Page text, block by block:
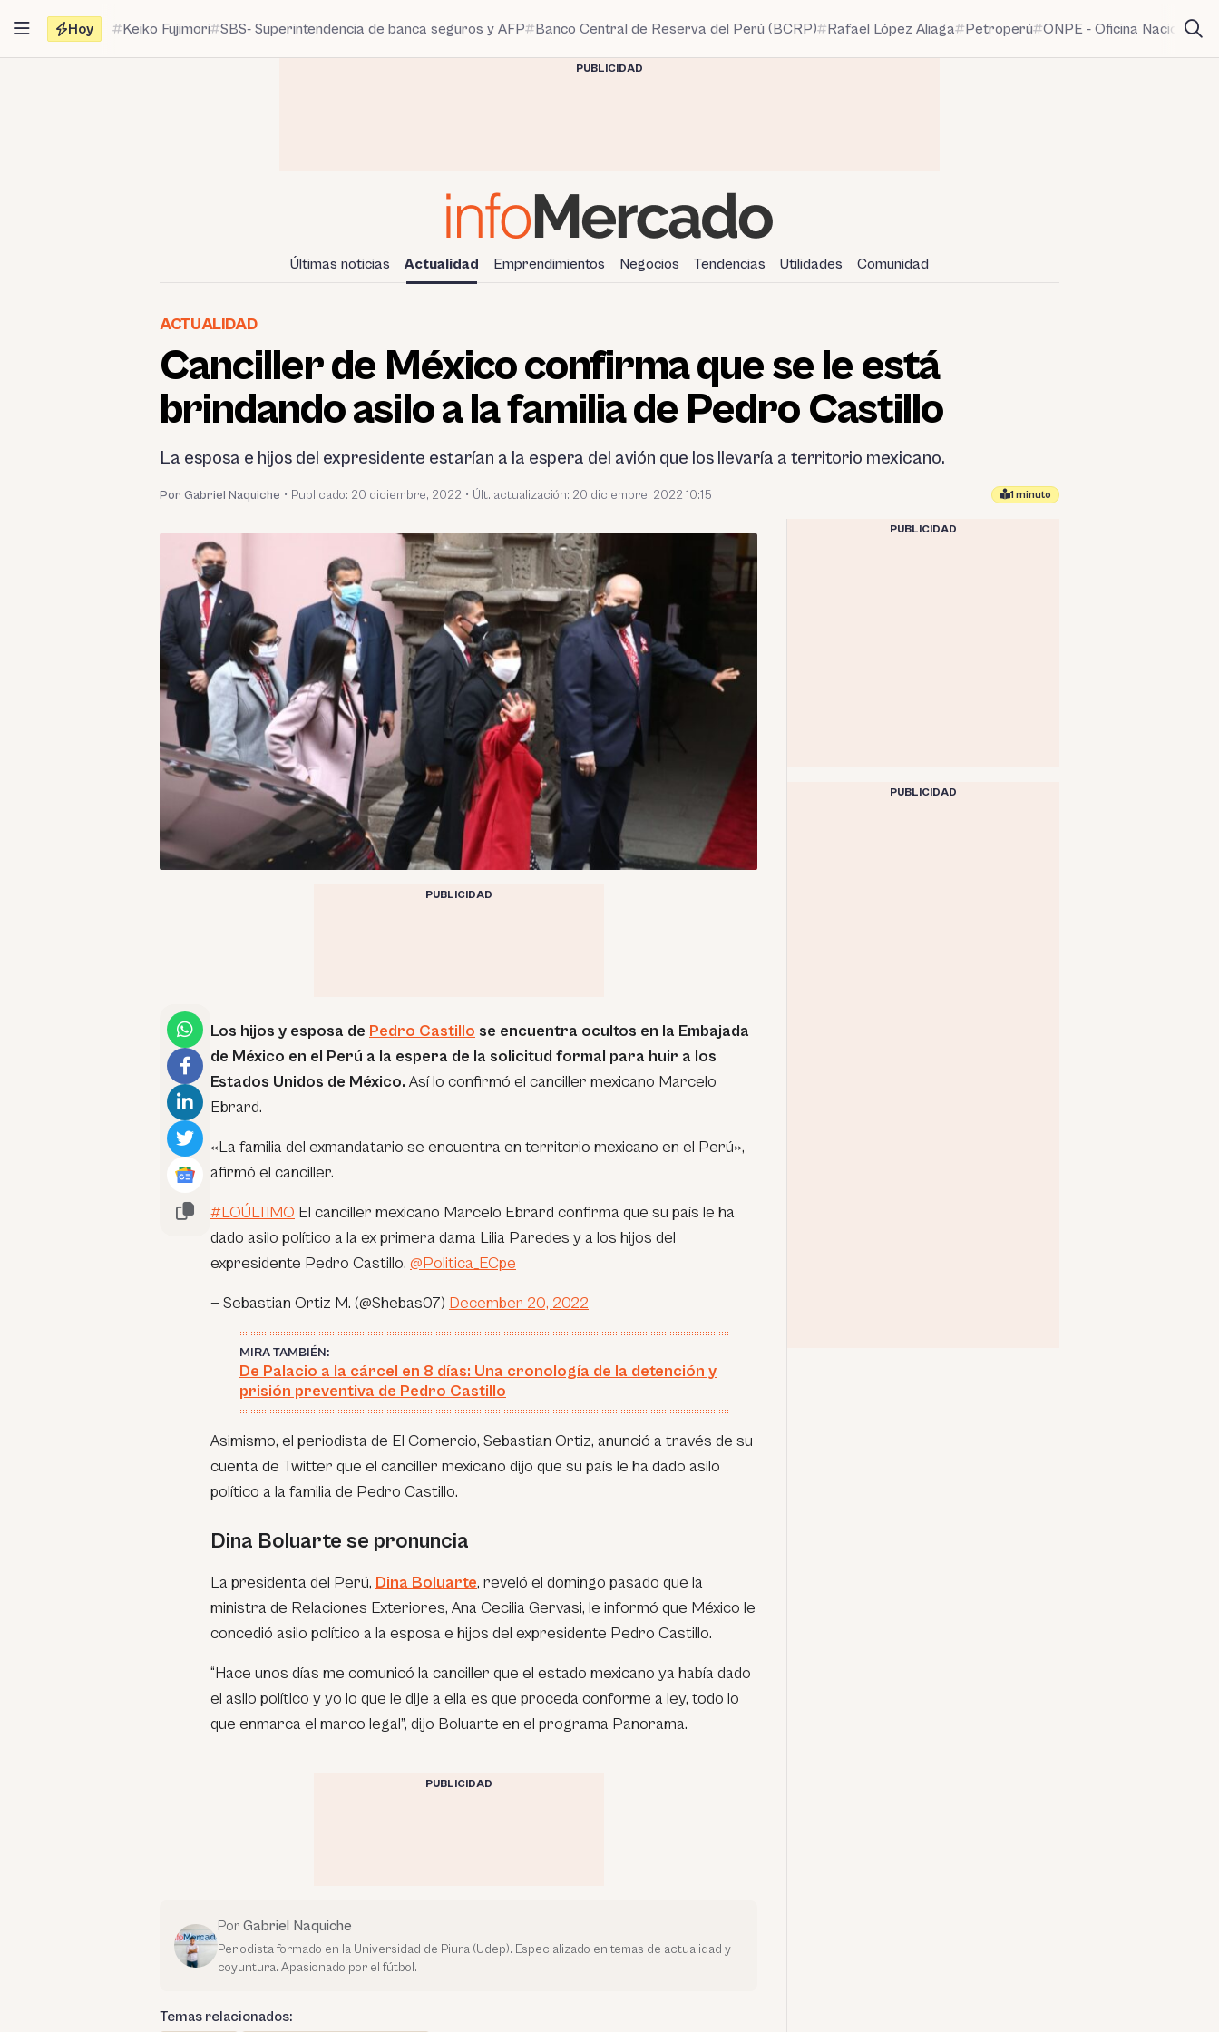
contenido
Hoy Keiko Fujimori SBS- Superintendencia de banca seguros y AFP Banco Central de Reserva del Perú (BCRP) Rafael López Aliaga Petroperú ONPE - Oficina Nacional
PUBLICIDAD
Últimas noticias Actualidad Emprendimientos Negocios Tendencias Utilidades Comunidad
ACTUALIDAD
Canciller de México confirma que se le está
brindando asilo a la familia de Pedro Castillo
La esposa e hijos del expresidente estarían a la espera del avión que los llevaría a territorio mexicano.
Por Gabriel Naquiche • Publicado: 20 diciembre, 2022 • Últ. actualización: 20 diciembre, 2022 10:15 1 minuto
PUBLICIDAD
Los hijos y esposa de Pedro Castillo se encuentra ocultos en la Embajada
de México en el Perú a la espera de la solicitud formal para huir a los
Estados Unidos de México. Así lo confirmó el canciller mexicano Marcelo
Ebrard.
«La familia del exmandatario se encuentra en territorio mexicano en el Perú»,
afirmó el canciller.
#LOÚLTIMO El canciller mexicano Marcelo Ebrard confirma que su país le ha
dado asilo político a la ex primera dama Lilia Paredes y a los hijos del
expresidente Pedro Castillo. @Politica_ECpe
— Sebastian Ortiz M. (@Shebas07) December 20, 2022
MIRA TAMBIÉN:
De Palacio a la cárcel en 8 días: Una cronología de la detención y
prisión preventiva de Pedro Castillo
Asimismo, el periodista de El Comercio, Sebastian Ortiz, anunció a través de su
cuenta de Twitter que el canciller mexicano dijo que su país le ha dado asilo
político a la familia de Pedro Castillo.
Dina Boluarte se pronuncia
La presidenta del Perú, Dina Boluarte, reveló el domingo pasado que la
ministra de Relaciones Exteriores, Ana Cecilia Gervasi, le informó que México le
concedió asilo político a la esposa e hijos del expresidente Pedro Castillo.
“Hace unos días me comunicó la canciller que el estado mexicano ya había dado
el asilo político y yo lo que le dije a ella es que proceda conforme a ley, todo lo
que enmarca el marco legal”, dijo Boluarte en el programa Panorama.
PUBLICIDAD
Por Gabriel Naquiche
Periodista formado en la Universidad de Piura (Udep). Especializado en temas de actualidad y
coyuntura. Apasionado por el fútbol.
Temas relacionados:
PUBLICIDAD
PUBLICIDAD